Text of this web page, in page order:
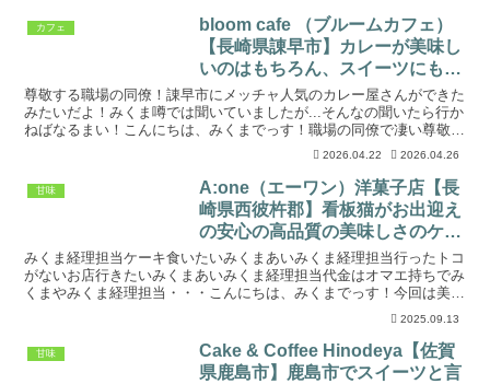
カフェ
bloom cafe （ブルームカフェ）
【長崎県諌早市】カレーが美味し
いのはもちろん、スイーツにも注
目っ！
尊敬する職場の同僚！諌早市にメッチャ人気のカレー屋さんができた
みたいだよ！みくま噂では聞いていましたが...そんなの聞いたら行か
ねばなるまい！こんにちは、みくまでっす！職場の同僚で凄い尊敬し
ている方がいるのですが、あの人気のカレー屋さんが凄...
2026.04.22 2026.04.26
甘味
A:one（エーワン）洋菓子店【長
崎県西彼杵郡】看板猫がお出迎え
の安心の高品質の美味しさのケー
キ屋さんっ！
みくま経理担当ケーキ食いたいみくまあいみくま経理担当行ったトコ
がないお店行きたいみくまあいみくま経理担当代金はオマエ持ちでみ
くまやみくま経理担当・・・こんにちは、みくまでっす！今回は美味
2025.09.13
甘味
Cake & Coffee Hinodeya【佐賀
県鹿島市】鹿島市でスイーツと言